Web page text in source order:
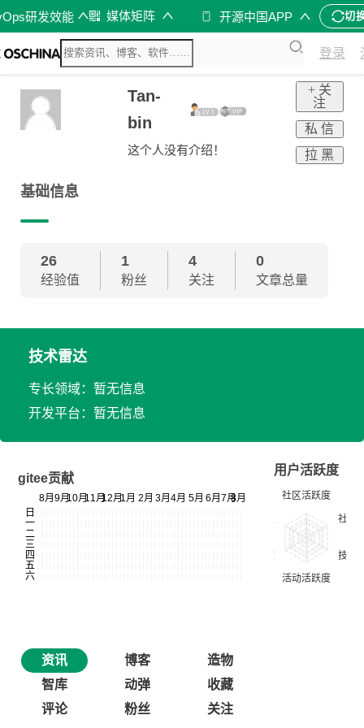
研发效能 媒体矩阵 开源中国APP 切
登录
Tan-
bin
这个人没有介绍！
+ 关
注
私 信
拉 黑
基础信息
26
经验值
1
粉丝
4
关注
0
文章总量
技术雷达
专长领域：暂无信息
开发平台：暂无信息
gitee贡献
用户活跃度
资讯 博客
造物
智库
动弹
收藏
评论
粉丝 关注